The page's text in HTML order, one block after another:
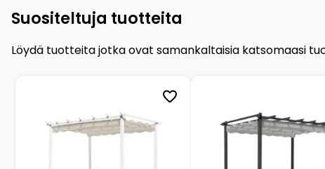
Suositeltuja tuotteita
Löydä tuotteita jotka ovat samankaltaisia katsomaasi